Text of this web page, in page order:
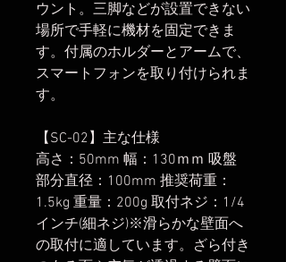
ウント。三脚などが設置できない
場所で手軽に機材を固定できま
す。付属のホルダーとアームで、
スマートフォンを取り付けられま
す。
【SC-02】主な仕様
高さ：50mm 幅：130ｍｍ 吸盤
部分直径：100mm 推奨荷重：
1.5kg 重量：200g 取付ネジ：1/4
インチ(細ネジ)※滑らかな壁面へ
の取付に適しています。ざら付き